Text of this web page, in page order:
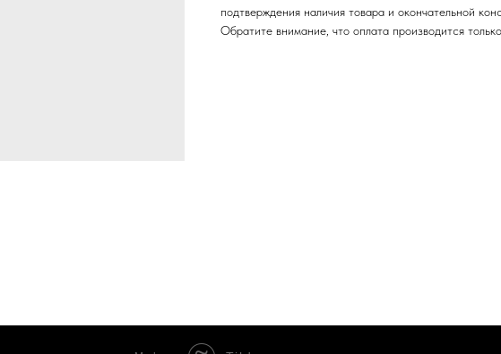
подтверждения наличия товара и окончательной
Обратите внимание, что оплата производится